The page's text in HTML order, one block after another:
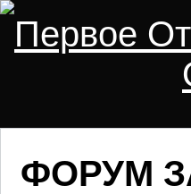
Первое
ФОРУМ